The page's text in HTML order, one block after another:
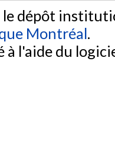
dépôt
Montréal.
à l'aide du